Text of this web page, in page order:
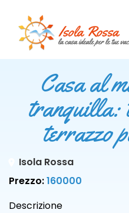
Casa al
tranquilla:
terrazzo
Isola Rossa
Prezzo:160000
Descrizione